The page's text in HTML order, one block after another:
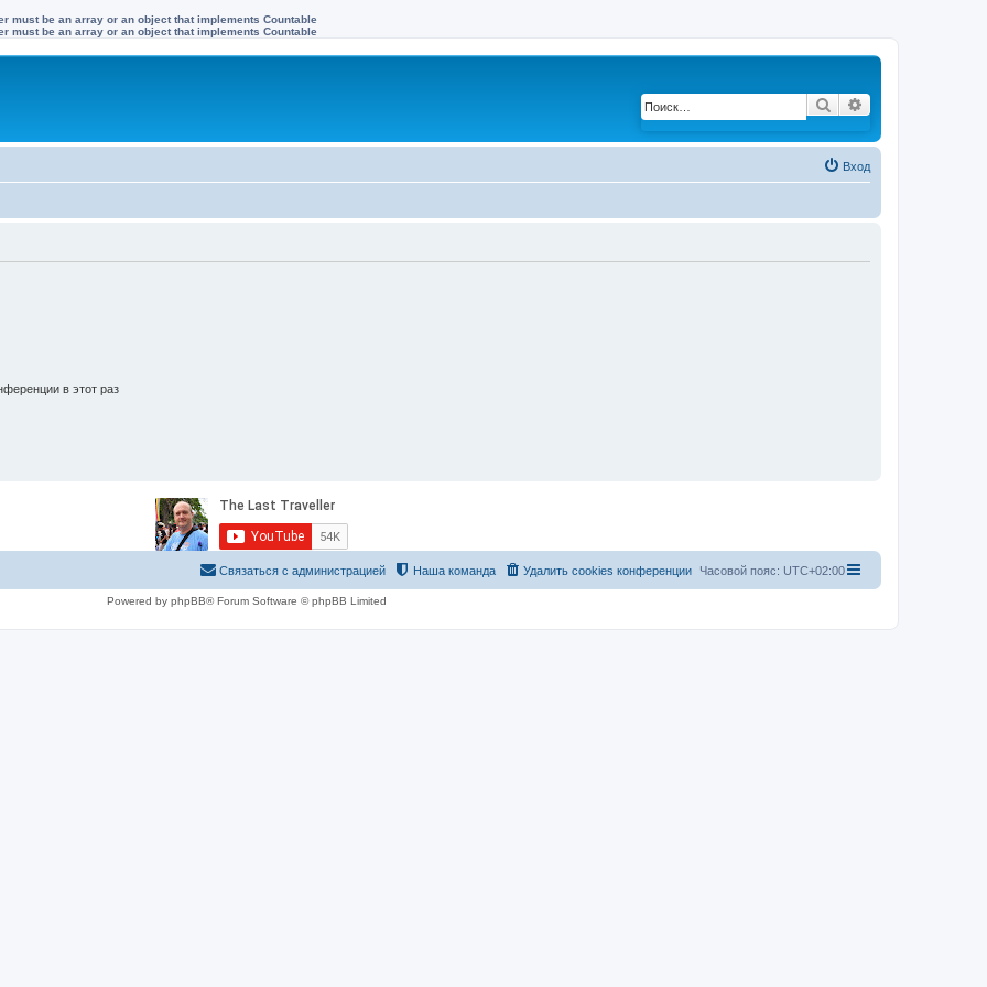
must be an array or an object that implements Countable
must be an array or an object that implements Countable
Поиск
Вход
в этот раз
Часовой пояс: UTC+02:00
Удалить cookies конференции
Наша команда
Связаться с администрацией
Powered by phpBB® Forum Software © phpBB Limited